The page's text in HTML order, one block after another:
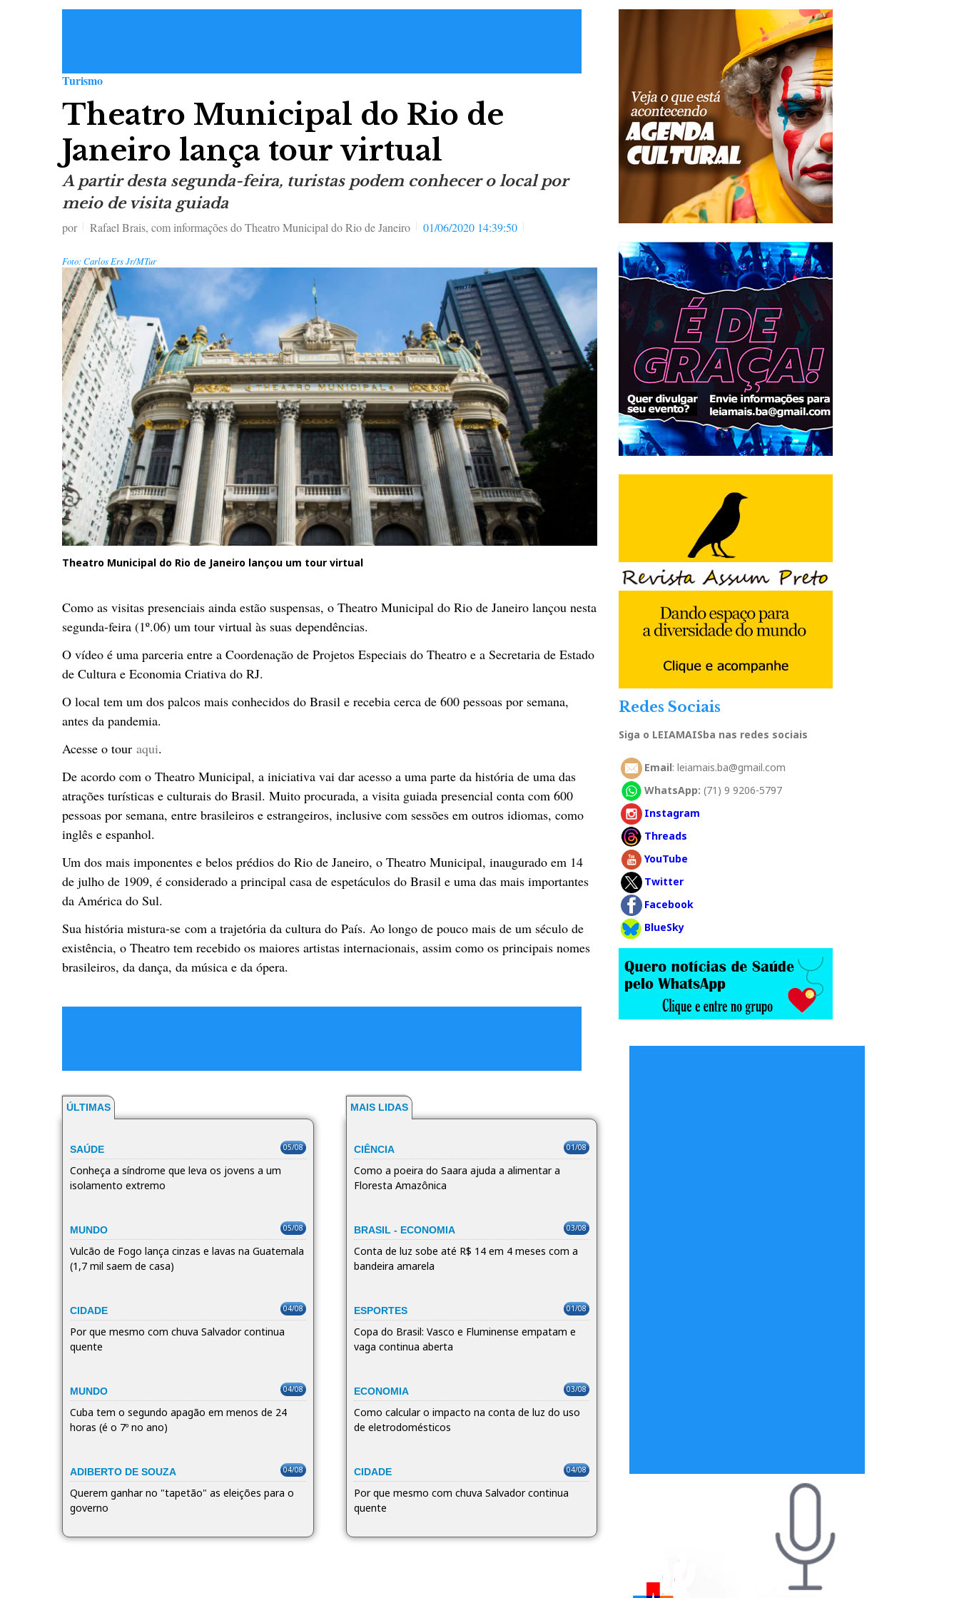
Turismo
Theatro Municipal do Rio de
Janeiro lança tour virtual
A partir desta segunda-feira, turistas podem conhecer o local por
meio de visita guiada
por Rafael Brais, com informações do Theatro Municipal do Rio de Janeiro 01/06/2020 14:39:50
Foto: Carlos Ers Jr/MTur
Theatro Municipal do Rio de Janeiro lançou um tour virtual
Como as visitas presenciais ainda estão suspensas, o Theatro Municipal do Rio de Janeiro lançou nesta
segunda-feira (1º.06) um tour virtual às suas dependências.
O vídeo é uma parceria entre a Coordenação de Projetos Especiais do Theatro e a Secretaria de Estado
de Cultura e Economia Criativa do RJ.
O local tem um dos palcos mais conhecidos do Brasil e recebia cerca de 600 pessoas por semana,
antes da pandemia.
Acesse o tour aqui.
De acordo com o Theatro Municipal, a iniciativa vai dar acesso a uma parte da história de uma das
atrações turísticas e culturais do Brasil. Muito procurada, a visita guiada presencial conta com 600
pessoas por semana, entre brasileiros e estrangeiros, inclusive com sessões em outros idiomas, como
inglês e espanhol.
Um dos mais imponentes e belos prédios do Rio de Janeiro, o Theatro Municipal, inaugurado em 14
de julho de 1909, é considerado a principal casa de espetáculos do Brasil e uma das mais importantes
da América do Sul.
Sua história mistura-se com a trajetória da cultura do País. Ao longo de pouco mais de um século de
existência, o Theatro tem recebido os maiores artistas internacionais, assim como os principais nomes
brasileiros, da dança, da música e da ópera.
ÚLTIMAS
SAÚDE 05/08
Conheça a síndrome que leva os jovens a um
isolamento extremo
MUNDO 05/08
Vulcão de Fogo lança cinzas e lavas na Guatemala
(1,7 mil saem de casa)
CIDADE 04/08
Por que mesmo com chuva Salvador continua
quente
MUNDO 04/08
Cuba tem o segundo apagão em menos de 24
horas (é o 7º no ano)
ADIBERTO DE SOUZA 04/08
Querem ganhar no "tapetão" as eleições para o
governo
MAIS LIDAS
CIÊNCIA 01/08
Como a poeira do Saara ajuda a alimentar a
Floresta Amazônica
BRASIL - ECONOMIA 03/08
Conta de luz sobe até R$ 14 em 4 meses com a
bandeira amarela
ESPORTES 01/08
Copa do Brasil: Vasco e Fluminense empatam e
vaga continua aberta
ECONOMIA 03/08
Como calcular o impacto na conta de luz do uso
de eletrodomésticos
CIDADE 04/08
Por que mesmo com chuva Salvador continua
quente
Redes Sociais
Siga o LEIAMAISba nas redes sociais
Email: leiamais.ba@gmail.com
WhatsApp: (71) 9 9206-5797
Instagram
Threads
YouTube
Twitter
Facebook
BlueSky